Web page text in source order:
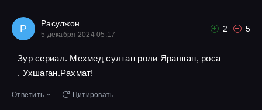
Р Расулжон
5 декабря 2024 05:17
2 5
Зур сериал. Мехмед султан роли Ярашган, роса
. Ухшаган.Рахмат!
Ответить Цитировать